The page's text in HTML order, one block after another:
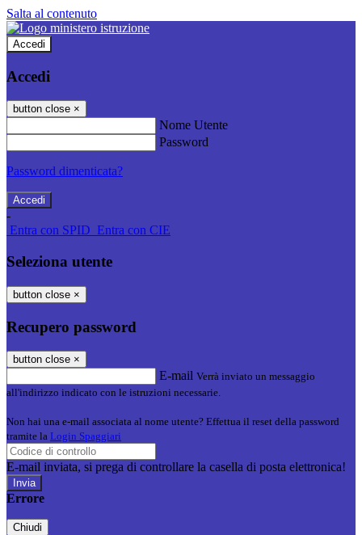
Salta al contenuto
Accedi
Accedi
button close ×
Nome Utente
Password
Password dimenticata?
-
Entra con SPID Entra con CIE
Seleziona utente
button close ×
Recupero password
button close ×
E-mail Verrà inviato un messaggio
all'indirizzo indicato con le istruzioni necessarie.
Non hai una e-mail associata al nome utente? Effettua il reset della password
tramite la Login Spaggiari
E-mail inviata, si prega di controllare la casella di posta elettronica!
Errore
Chiudi